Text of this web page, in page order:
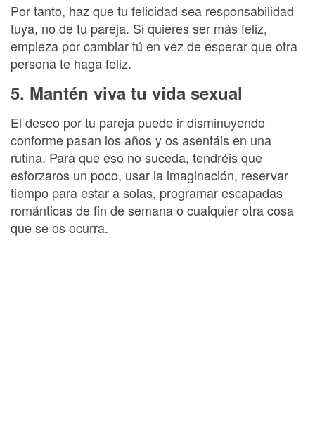
Por tanto, haz que tu felicidad sea responsabilidad
tuya, no de tu pareja. Si quieres ser más feliz,
empieza por cambiar tú en vez de esperar que otra
persona te haga feliz.
5. Mantén viva tu vida sexual
El deseo por tu pareja puede ir disminuyendo
conforme pasan los años y os asentáis en una
rutina. Para que eso no suceda, tendréis que
esforzaros un poco, usar la imaginación, reservar
tiempo para estar a solas, programar escapadas
románticas de fin de semana o cualquier otra cosa
que se os ocurra.